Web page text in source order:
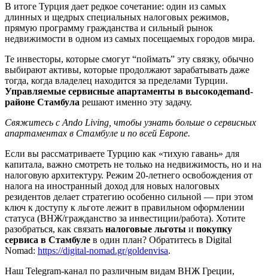
В итоге Турция дает редкое сочетание: один из самых
длинных и щедрых специальных налоговых режимов,
прямую программу гражданства и сильный рынок
недвижимости в одном из самых посещаемых городов мира.
Те инвесторы, которые смогут “поймать” эту связку, обычно
выбирают активы, которые продолжают зарабатывать даже
тогда, когда владелец находится за пределами Турции.
Управляемые сервисные апартаменты в высокодemand-
районе Стамбула решают именно эту задачу.
Свяжитесь с Ando Living, чтобы узнать больше о сервисных
апартаментах в Стамбуле и по всей Европе.
Если вы рассматриваете Турцию как «тихую гавань» для
капитала, важно смотреть не только на недвижимость, но и на
налоговую архитектуру. Режим 20-летнего освобождения от
налога на иностранный доход для новых налоговых
резидентов делает стратегию особенно сильной — при этом
ключ к доступу к льготе лежит в правильном оформлении
статуса (ВНЖ/гражданство за инвестиции/работа). Хотите
разобраться, как связать налоговые льготы и покупку
сервиса в Стамбуле в один план? Обратитесь в Digital
Nomad: https://digital-nomad.gr/goldenvisa.
Наш Telegram-канал по различным видам ВНЖ Греции,